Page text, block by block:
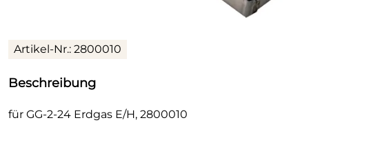
Artikel-Nr.: 2800010
Beschreibung
für GG-2-24 Erdgas E/H, 2800010